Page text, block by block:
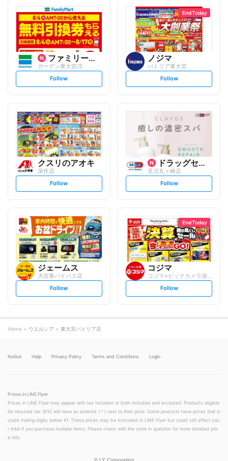
ファミリーマート
ガーデン東大宮/S
s
t
l
o
w
Follow
End Today
ノジマ
パトリア東大宮
s
t
l
o
w
Follow
クスリのアオキ
深作店
s
t
l
o
w
Follow
ドラッグセイムス
見沼丸ヶ崎店
s
t
o
w
Follow
ジェームス
大宮東バイパス店
s
t
o
w
Follow
End Today
コジマ
s
t
Follow
Home ウエルシア 東大宮パトリア店
Notice Help Privacy Policy Terms and Conditions Login
Prices in LINE Flyer
Prices in LINE Flyer may appear with tax included or both included and excluded. Products eligible
for reduced tax (8%) will have an asterisk (＊) next to their price. Some products have prices that in
clude trailing digits below ¥1. These prices may be truncated in LINE Flyer but could still affect you
r total if you purchase multiple items. Please check with the store in question for more detailed pric
e info.
© LY Corporation